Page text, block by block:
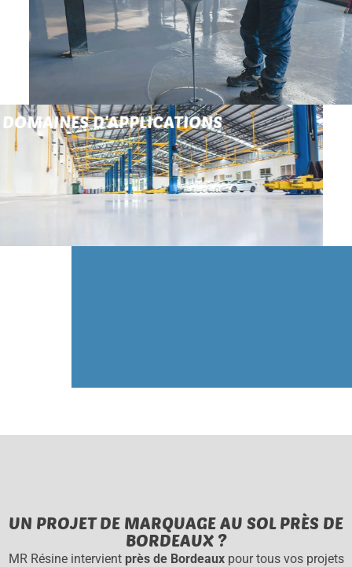
DOMAINES D'APPLICATIONS
UN PROJET DE MARQUAGE AU SOL PRÈS DE
BORDEAUX ?
MR Résine intervient près de Bordeauxpour tous vos projets